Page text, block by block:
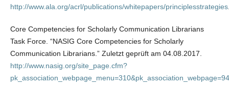
http://www.ala.org/acrl/publications/whitepapers/principlesstrategies
Core Competencies for Scholarly Communication Librarians
Task Force. “NASIG Core Competencies for Scholarly
Communication Librarians.” Zuletzt geprüft am 04.08.2017.
http://www.nasig.org/site_page.cfm?